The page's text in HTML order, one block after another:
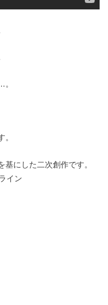
。
にした二次創作です。
イン